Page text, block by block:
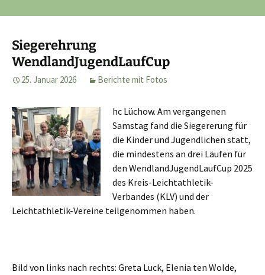
Siegerehrung
WendlandJugendLaufCup
25. Januar 2026 Berichte mit Fotos
hc Lüchow. Am vergangenen
Samstag fand die Siegererung für
die Kinder und Jugendlichen statt,
die mindestens an drei Läufen für
den WendlandJugendLaufCup 2025
des Kreis-Leichtathletik-
Verbandes (KLV) und der
Leichtathletik-Vereine teilgenommen haben.
Bild von links nach rechts: Greta Luck, Elenia ten Wolde,